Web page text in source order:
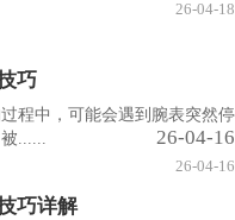
26-04-18
巧
程中，可能会遇到腕表突然停
......
26-04-16
26-04-16
巧详解